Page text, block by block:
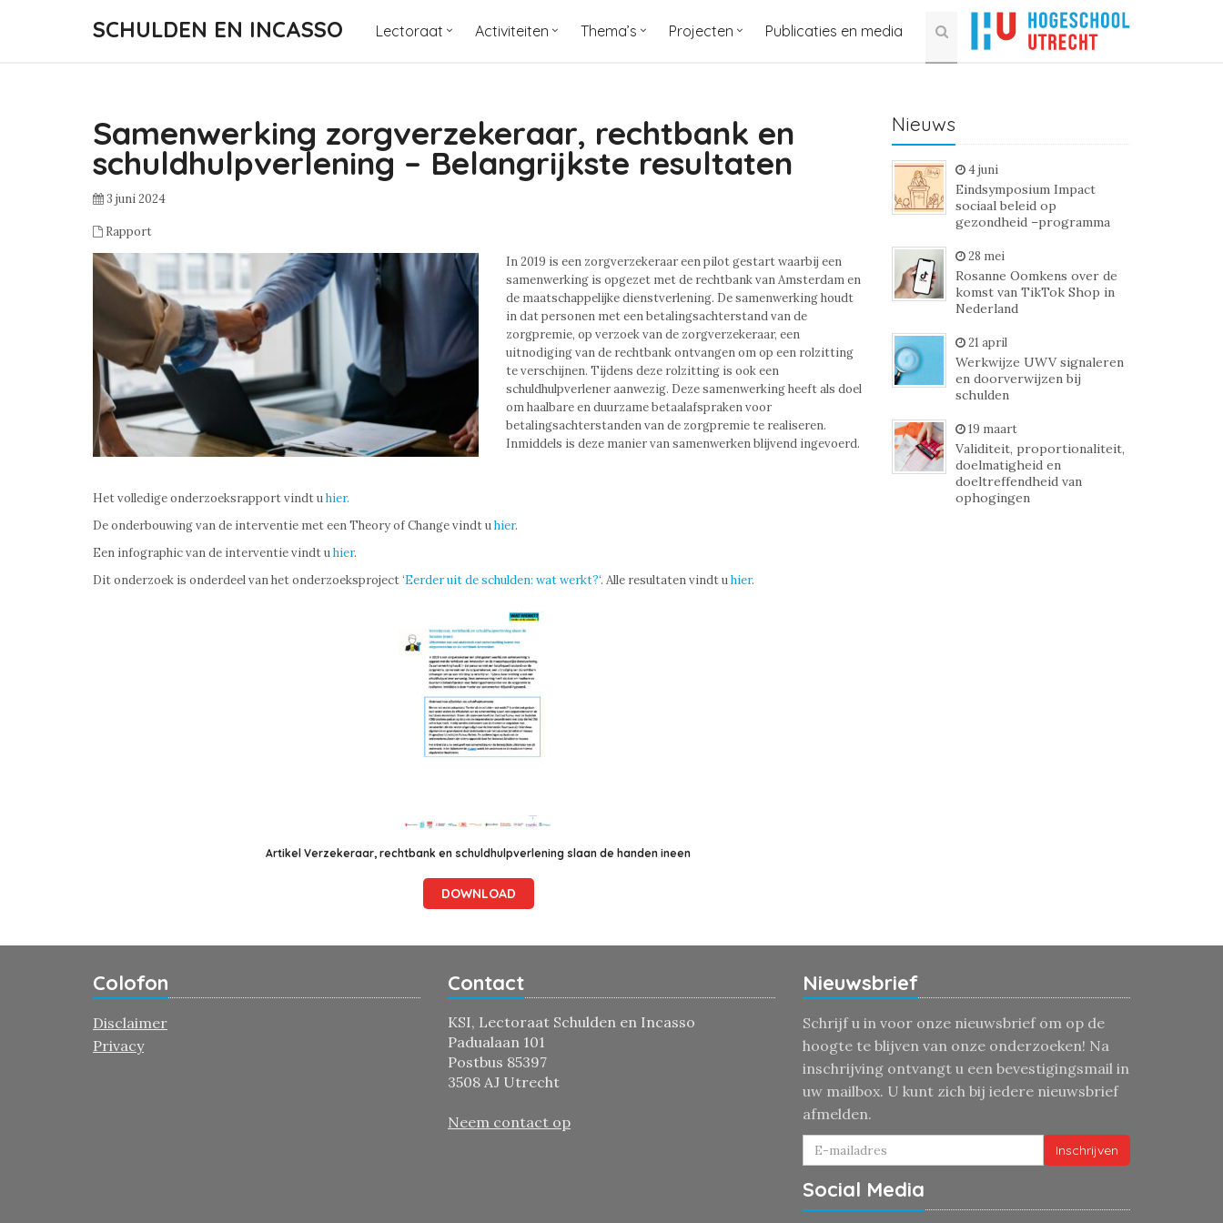
SCHULDEN EN INCASSO Lectoraat Activiteiten Thema’s Projecten Publicaties en media
Samenwerking zorgverzekeraar, rechtbank en
schuldhulpverlening – Belangrijkste resultaten
3 juni 2024
Rapport
In 2019 is een zorgverzekeraar een pilot gestart waarbij een
samenwerking is opgezet met de rechtbank van Amsterdam en
de maatschappelijke dienstverlening. De samenwerking houdt
in dat personen met een betalingsachterstand van de
zorgpremie, op verzoek van de zorgverzekeraar, een
uitnodiging van de rechtbank ontvangen om op een rolzitting
te verschijnen. Tijdens deze rolzitting is ook een
schuldhulpverlener aanwezig. Deze samenwerking heeft als doel
om haalbare en duurzame betaalafspraken voor
betalingsachterstanden van de zorgpremie te realiseren.
Inmiddels is deze manier van samenwerken blijvend ingevoerd.
Het volledige onderzoeksrapport vindt uhier.
De onderbouwing van de interventie met een Theory of Change vindt uhier.
Een infographic van de interventie vindt uhier.
Dit onderzoek is onderdeel van het onderzoeksproject ‘Eerder uit de schulden: wat werkt?‘. Alle resultaten vindt uhier.
Artikel Verzekeraar, rechtbank en schuldhulpverlening slaan de handen ineen
DOWNLOAD
Nieuws
4 juni
Eindsymposium Impact
sociaal beleid op
gezondheid –programma
28 mei
Rosanne Oomkens over de
komst van TikTok Shop in
Nederland
21 april
Werkwijze UWV signaleren
en doorverwijzen bij
schulden
19 maart
Validiteit, proportionaliteit,
doelmatigheid en
doeltreffendheid van
ophogingen
Colofon
Disclaimer
Privacy
Contact
KSI, Lectoraat Schulden en Incasso
Padualaan 101
Postbus 85397
3508 AJ Utrecht
Neem contact op
Nieuwsbrief
Schrijf u in voor onze nieuwsbrief om op de
hoogte te blijven van onze onderzoeken! Na
inschrijving ontvangt u een bevestigingsmail in
uw mailbox. U kunt zich bij iedere nieuwsbrief
afmelden.
Inschrijven
Social Media